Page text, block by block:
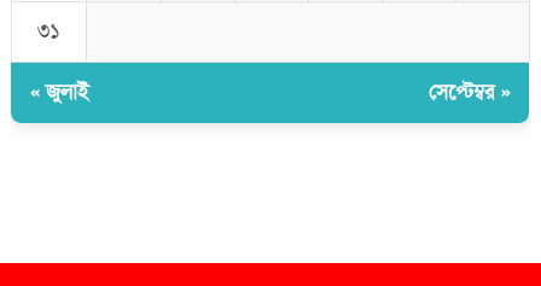
৩১
« জুলাই সেপ্টেম্বর »